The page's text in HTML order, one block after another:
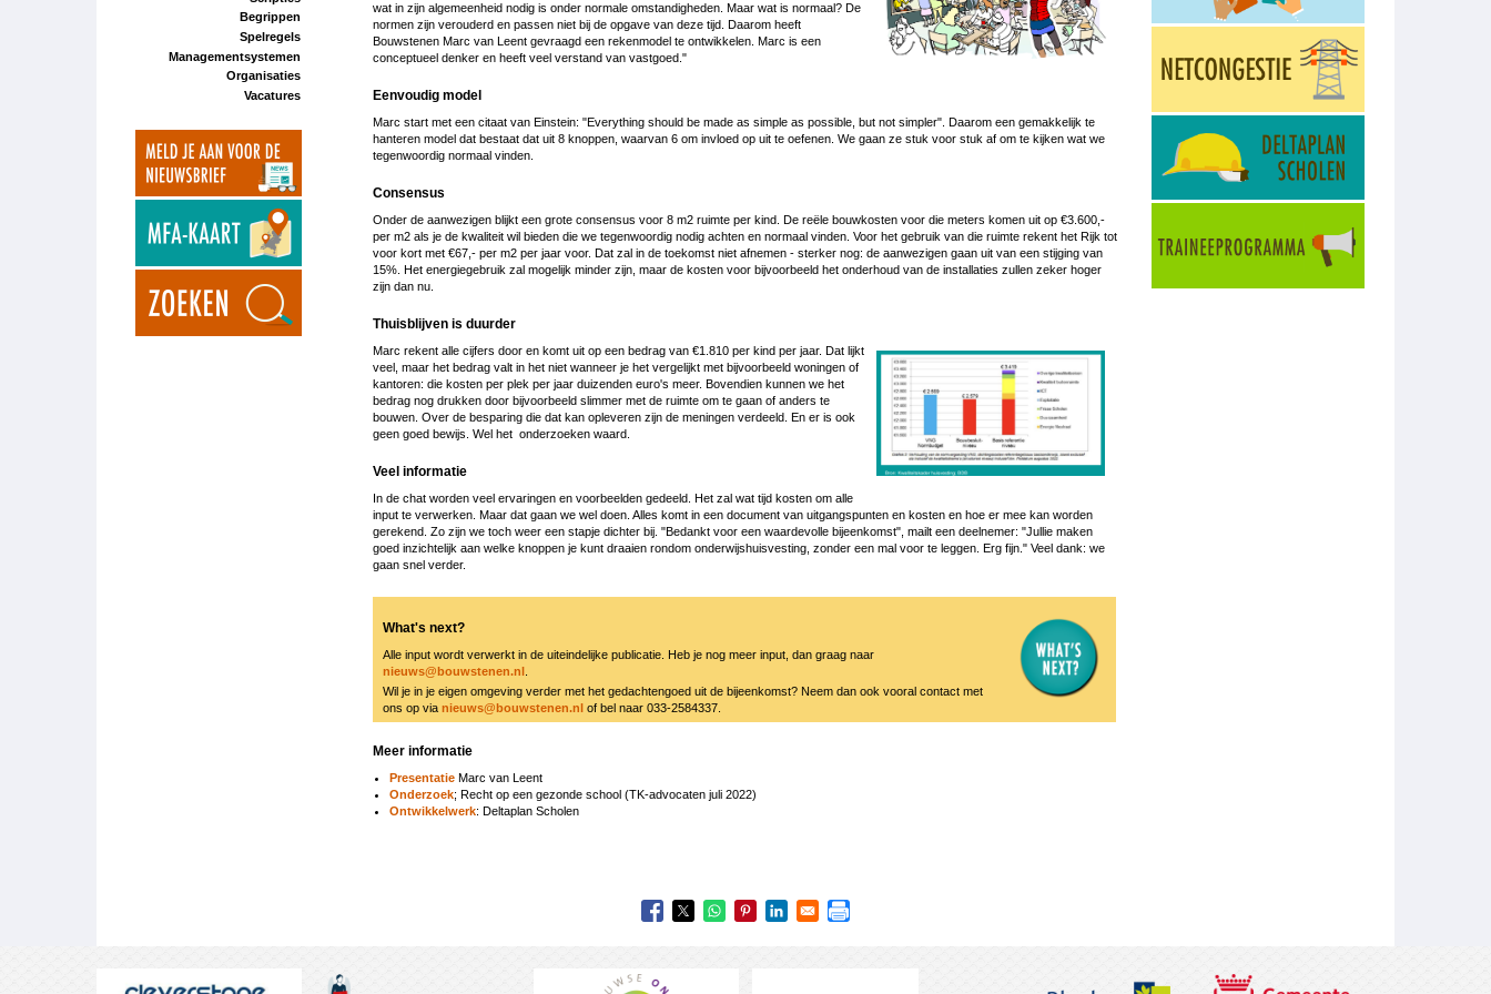
Begrippen
Spelregels
Managementsystemen
Organisaties
Vacatures
wat in zijn algemeenheid nodig is onder normale omstandigheden. Maar wat is normaal? De
normen zijn verouderd en passen niet bij de opgave van deze tijd. Daarom heeft
Bouwstenen Marc van Leent gevraagd een rekenmodel te ontwikkelen. Marc is een
conceptueel denker en heeft veel verstand van vastgoed."
Eenvoudig model
Marc start met een citaat van Einstein: "Everything should be made as simple as possible, but not simpler". Daarom een gemakkelijk te
hanteren model dat bestaat dat uit 8 knoppen, waarvan 6 om invloed op uit te oefenen. We gaan ze stuk voor stuk af om te kijken wat we
tegenwoordig normaal vinden.
Consensus
Onder de aanwezigen blijkt een grote consensus voor 8 m2 ruimte per kind. De reële bouwkosten voor die meters komen uit op €3.600,-
per m2 als je de kwaliteit wil bieden die we tegenwoordig nodig achten en normaal vinden. Voor het gebruik van die ruimte rekent het Rijk tot
voor kort met €67,- per m2 per jaar voor. Dat zal in de toekomst niet afnemen - sterker nog: de aanwezigen gaan uit van een stijging van
15%. Het energiegebruik zal mogelijk minder zijn, maar de kosten voor bijvoorbeeld het onderhoud van de installaties zullen zeker hoger
zijn dan nu.
Thuisblijven is duurder
Image
Marc rekent alle cijfers door en komt uit op een bedrag van €1.810 per kind per jaar. Dat lijkt
veel, maar het bedrag valt in het niet wanneer je het vergelijkt met bijvoorbeeld woningen of
kantoren: die kosten per plek per jaar duizenden euro's meer. Bovendien kunnen we het
bedrag nog drukken door bijvoorbeeld slimmer met de ruimte om te gaan of anders te
bouwen. Over de besparing die dat kan opleveren zijn de meningen verdeeld. En er is ook
geen goed bewijs. Wel het onderzoeken waard.
Veel informatie
In de chat worden veel ervaringen en voorbeelden gedeeld. Het zal wat tijd kosten om alle
input te verwerken. Maar dat gaan we wel doen. Alles komt in een document van uitgangspunten en kosten en hoe er mee kan worden
gerekend. Zo zijn we toch weer een stapje dichter bij. "Bedankt voor een waardevolle bijeenkomst", mailt een deelnemer: "Jullie maken
goed inzichtelijk aan welke knoppen je kunt draaien rondom onderwijshuisvesting, zonder een mal voor te leggen. Erg fijn." Veel dank: we
gaan snel verder.
What's next?
Alle input wordt verwerkt in de uiteindelijke publicatie. Heb je nog meer input, dan graag naar
nieuws@bouwstenen.nl
Wil je in je eigen omgeving verder met het gedachtengoed uit de bijeenkomst? Neem dan ook vooral contact met
ons op via nieuws@bouwstenen.nl of bel naar 033-2584337.
Meer informatie
Presentatie Marc van Leent
Onderzoek; Recht op een gezonde school (TK-advocaten juli 2022)
Ontwikkelwerk: Deltaplan Scholen